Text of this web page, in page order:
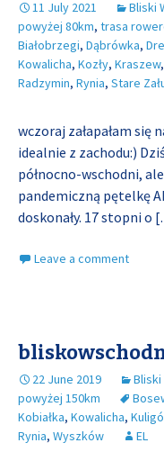
11 July 2021 Bliski
powyżej 80km, trasa
Białobrzegi, Dąbrówka,
Kowalicha, Kozły, Kraszew,
Radzymin, Rynia, Stare
wczoraj załapałam się
idealnie z zachodu:)
północno-wschodni,
pandemiczną pętelkę
doskonały. 17 stopni o
Leave a comment
22 June 2019 Bliski
powyżej 150km
Kobiałka, Kowalicha,
Rynia, Wyszków EL